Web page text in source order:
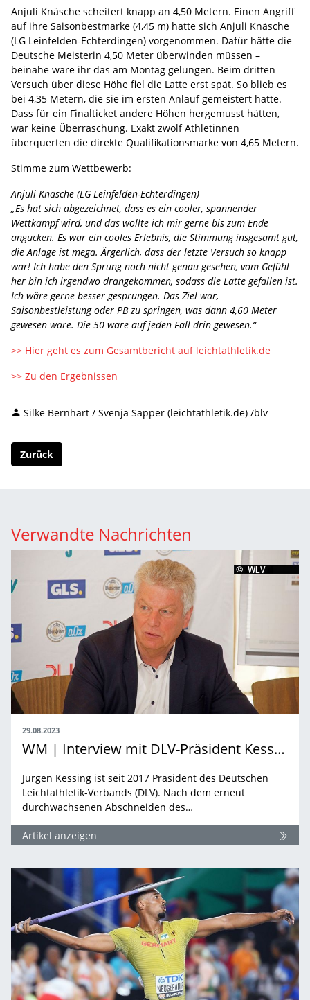
Anjuli Knäsche scheitert knapp an 4,50 Metern. Einen Angriff
auf ihre Saisonbestmarke (4,45 m) hatte sich Anjuli Knäsche
(LG Leinfelden-Echterdingen) vorgenommen. Dafür hätte die
Deutsche Meisterin 4,50 Meter überwinden müssen –
beinahe wäre ihr das am Montag gelungen. Beim dritten
Versuch über diese Höhe fiel die Latte erst spät. So blieb es
bei 4,35 Metern, die sie im ersten Anlauf gemeistert hatte.
Dass für ein Finalticket andere Höhen hergemusst hätten,
war keine Überraschung. Exakt zwölf Athletinnen
überquerten die direkte Qualifikationsmarke von 4,65 Metern.
Stimme zum Wettbewerb:
Anjuli Knäsche (LG Leinfelden-Echterdingen)
„Es hat sich abgezeichnet, dass es ein cooler, spannender
Wettkampf wird, und das wollte ich mir gerne bis zum Ende
angucken. Es war ein cooles Erlebnis, die Stimmung insgesamt gut,
die Anlage ist mega. Ärgerlich, dass der letzte Versuch so knapp
war! Ich habe den Sprung noch nicht genau gesehen, vom Gefühl
her bin ich irgendwo drangekommen, sodass die Latte gefallen ist.
Ich wäre gerne besser gesprungen. Das Ziel war,
Saisonbestleistung oder PB zu springen, was dann 4,60 Meter
gewesen wäre. Die 50 wäre auf jeden Fall drin gewesen.“
>> Hier geht es zum Gesamtbericht auf leichtathletik.de
>> Zu den Ergebnissen
Silke Bernhart / Svenja Sapper (leichtathletik.de) /blv
Zurück
Verwandte Nachrichten
29.08.2023
WM | Interview mit DLV-Präsident Kessing aus Budapest
Jürgen Kessing ist seit 2017 Präsident des Deutschen
Leichtathletik-Verbands (DLV). Nach dem erneut
durchwachsenen Abschneiden des…
Artikel anzeigen